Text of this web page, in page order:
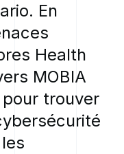
En
Health
MOBIA
pour trouver
les